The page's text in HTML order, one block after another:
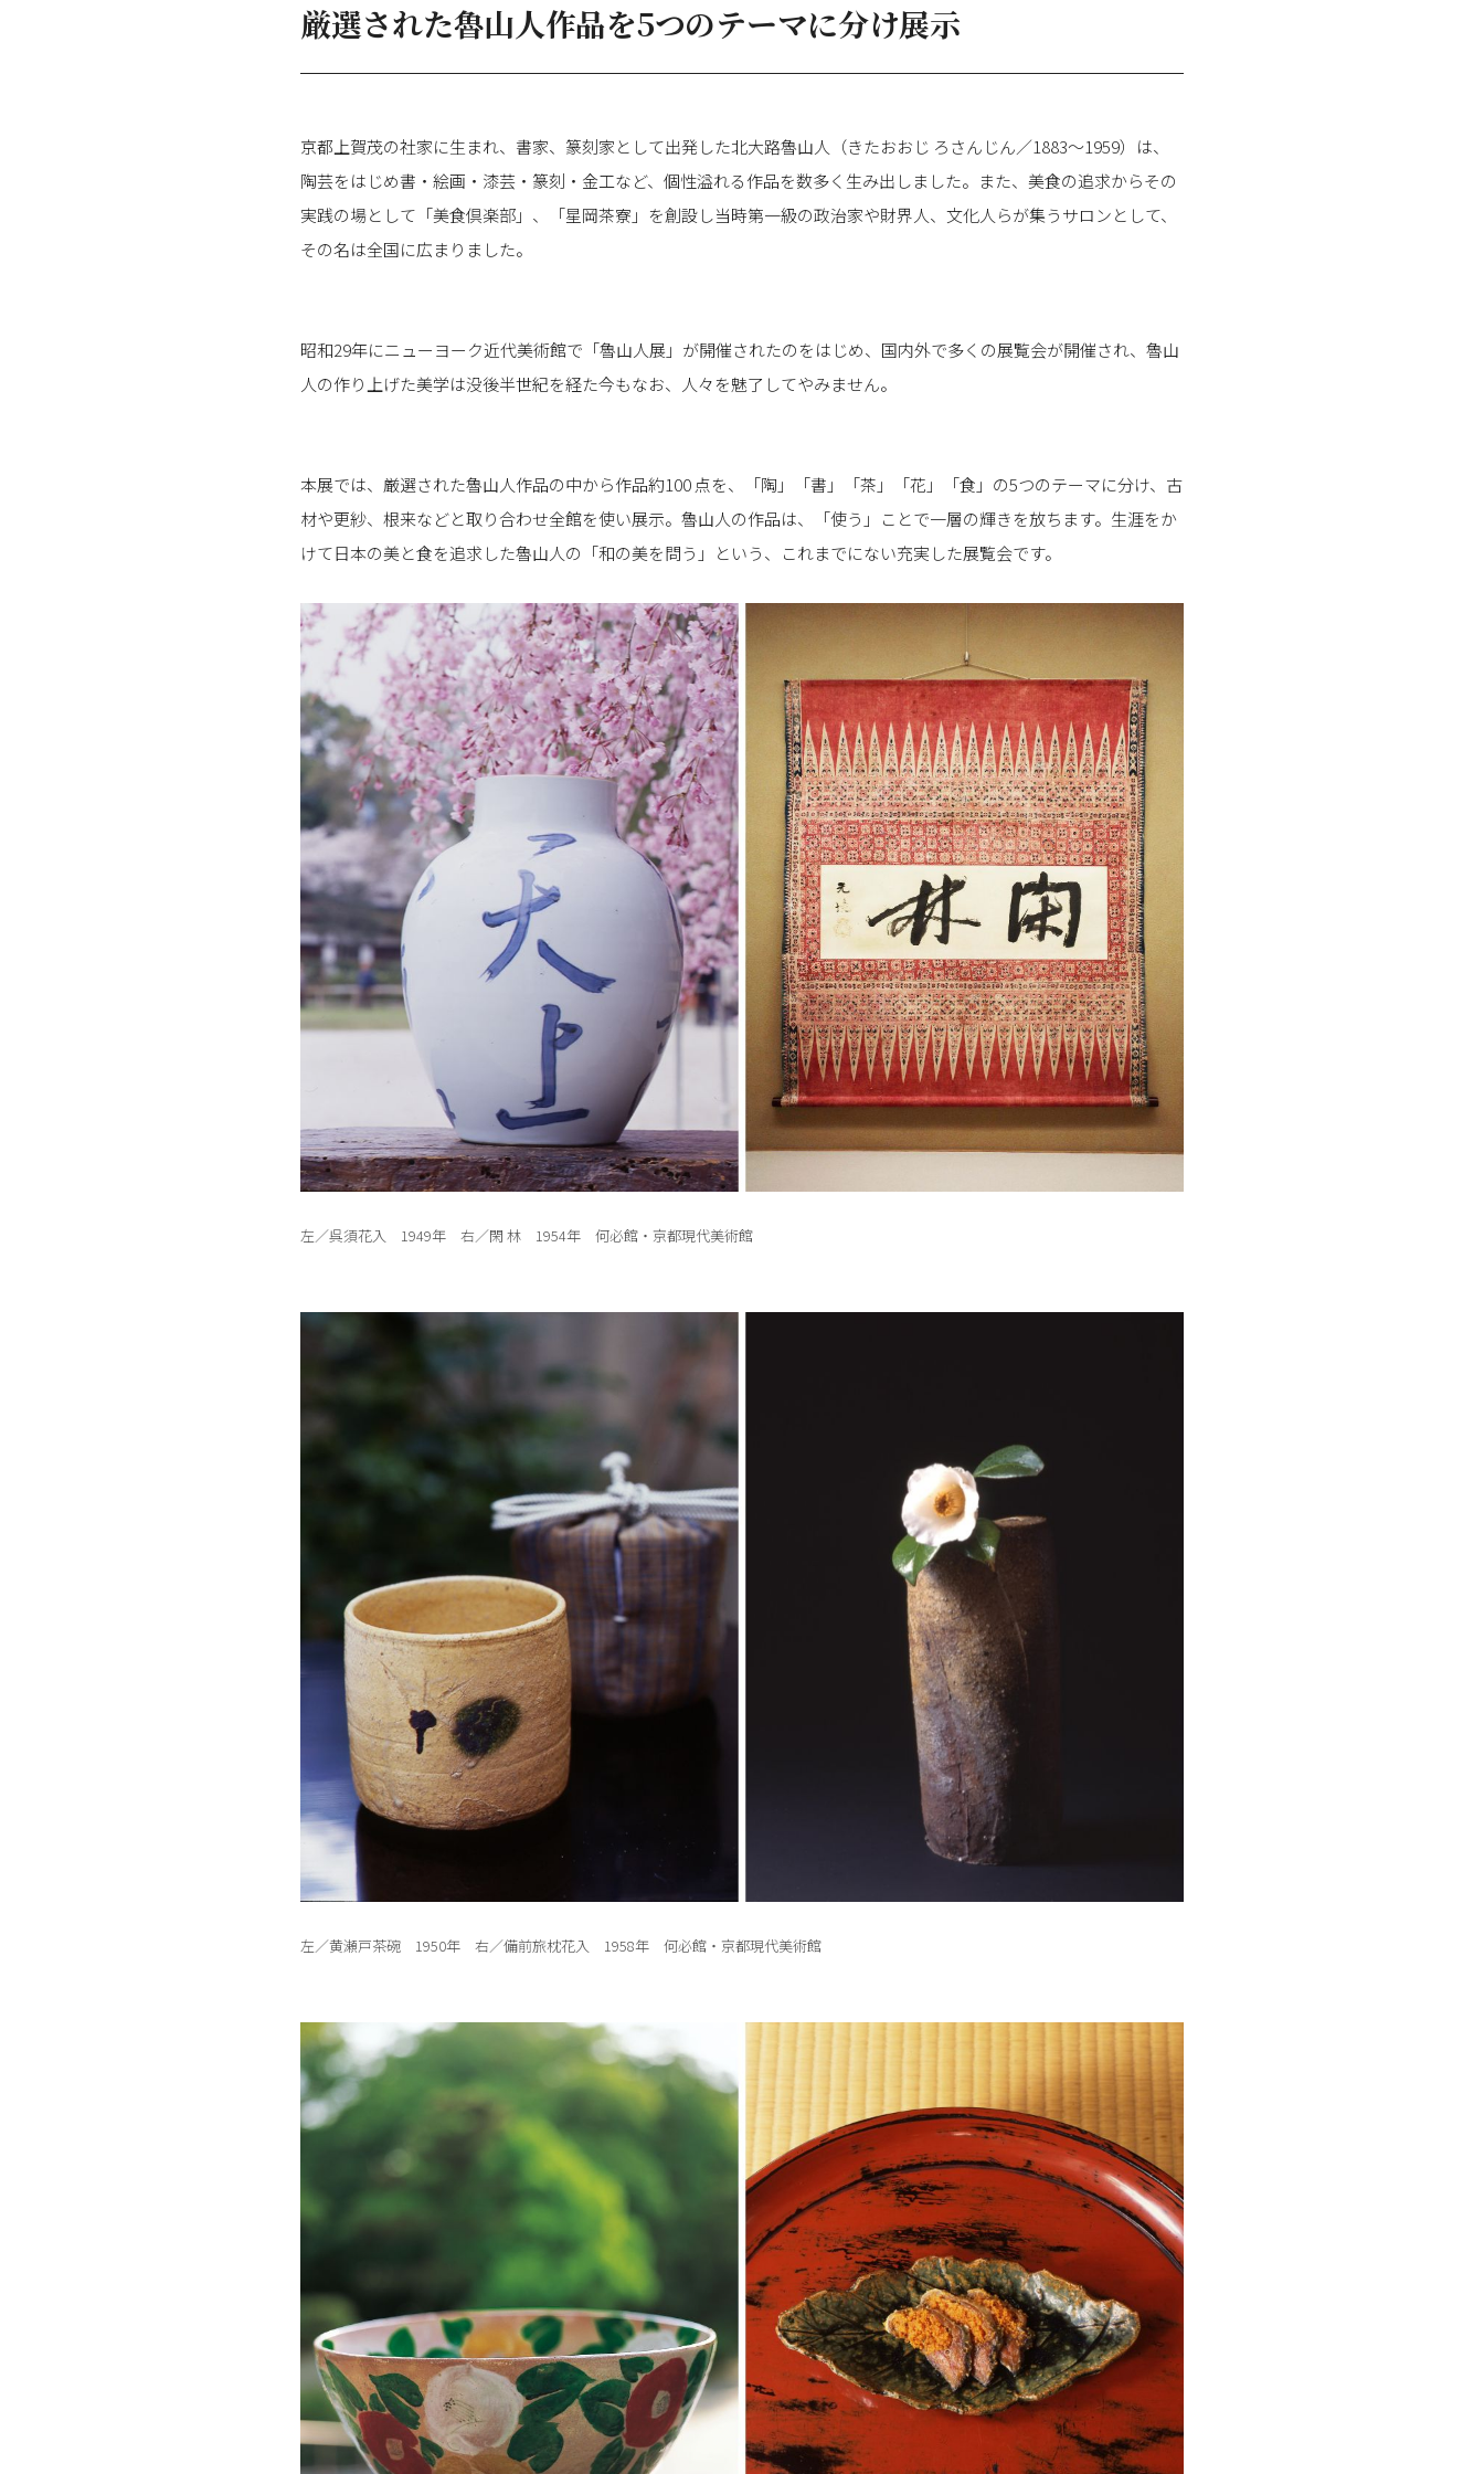
厳選された魯山人作品を5つのテーマに分け展示
京都上賀茂の社家に生まれ、書家、篆刻家として出発した北大路魯山人（きたおおじ ろさんじん／1883～1959）は、
陶芸をはじめ書・絵画・漆芸・篆刻・金工など、個性溢れる作品を数多く生み出しました。また、美食の追求からその
実践の場として「美食倶楽部」、「星岡茶寮」を創設し当時第一級の政治家や財界人、文化人らが集うサロンとして、
その名は全国に広まりました。
昭和29年にニューヨーク近代美術館で「魯山人展」が開催されたのをはじめ、国内外で多くの展覧会が開催され、魯山
人の作り上げた美学は没後半世紀を経た今もなお、人々を魅了してやみません。
本展では、厳選された魯山人作品の中から作品約100 点を、「陶」「書」「茶」「花」「食」の5つのテーマに分け、古
材や更紗、根来などと取り合わせ全館を使い展示。魯山人の作品は、「使う」ことで一層の輝きを放ちます。生涯をか
けて日本の美と食を追求した魯山人の「和の美を問う」という、これまでにない充実した展覧会です。
左／呉須花入 1949年 右／閑 林 1954年 何必館・京都現代美術館
左／黄瀬戸茶碗 1950年 右／備前旅枕花入 1958年 何必館・京都現代美術館